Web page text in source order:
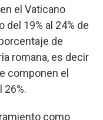
el Vaticano
19% al 24% de
de
romana, es decir
componen el
26%.
como